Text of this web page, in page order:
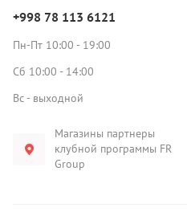
+998 78 113 6121
Пн-Пт 10:00 - 19:00
Сб 10:00 - 14:00
Вс - выходной
Магазины партнеры
клубной программы FR
Group